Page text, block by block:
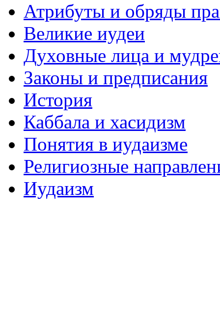
Атрибуты и обряды
Великие иудеи
Духовные лица и
Законы и предписания
История
Каббала и хасидизм
Понятия в иудаизме
Религиозные
Иудаизм